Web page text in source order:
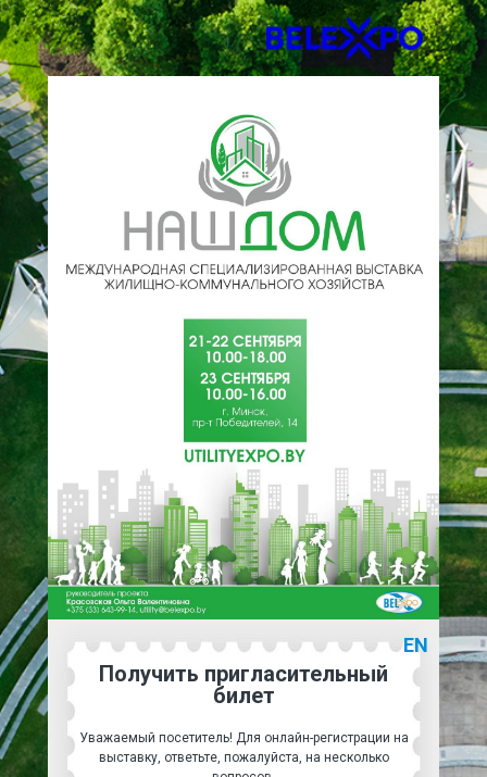
Получить пригласительный
билет
EN
Уважаемый посетитель! Для онлайн-регистрации на
выставку, ответьте, пожалуйста, на несколько